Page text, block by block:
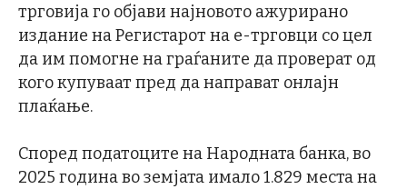
трговија го објави најновото ажурирано
издание на Регистарот на е-трговци со цел
да им помогне на граѓаните да проверат од
кого купуваат пред да направат онлајн
плаќање.
Според податоците на Народната банка, во
2025 година во земјата имало 1.829 места на